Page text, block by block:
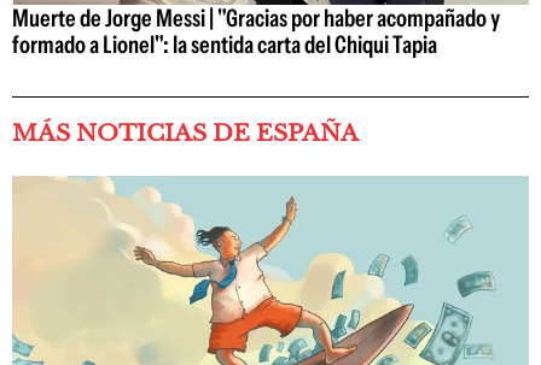
Muerte de Jorge Messi | "Gracias por haber acompañado y
formado a Lionel": la sentida carta del Chiqui Tapia
MÁS NOTICIAS DE ESPAÑA